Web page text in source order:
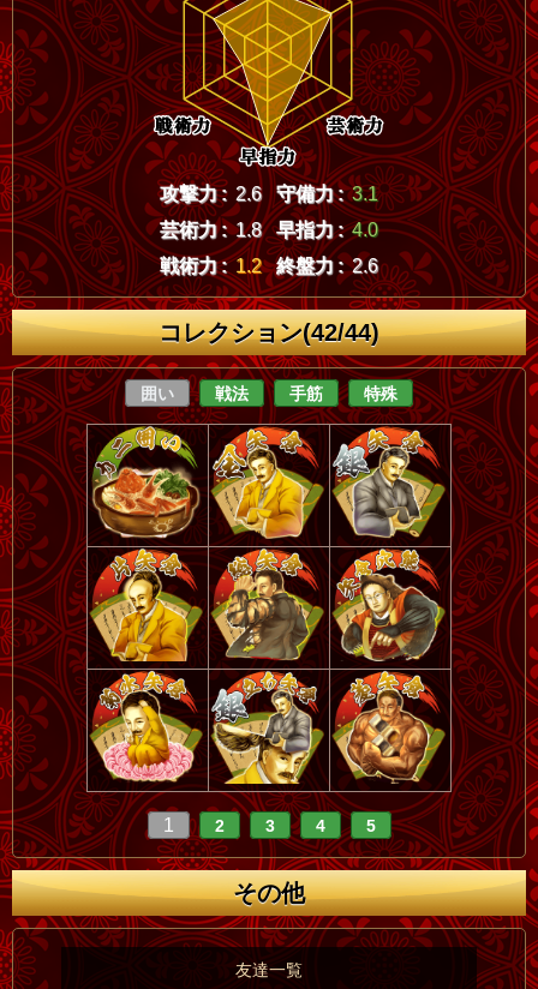
攻撃力 : 2.6 守備力 : 3.1
芸術力 : 1.8 早指力 : 4.0
戦術力 : 1.2 終盤力 : 2.6
コレクション(42/44)
囲い 戦法 手筋 特殊
1 2 3 4 5
その他
友達一覧